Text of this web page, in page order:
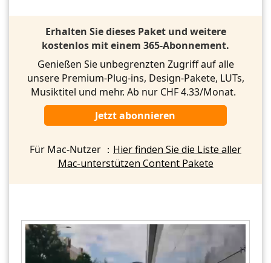
Erhalten Sie dieses Paket und weitere
kostenlos mit einem 365-Abonnement.
Genießen Sie unbegrenzten Zugriff auf alle
unsere Premium-Plug-ins, Design-Pakete, LUTs,
Musiktitel und mehr. Ab nur CHF 4.33/Monat.
Jetzt abonnieren
Für Mac-Nutzer ： Hier finden Sie die Liste aller
Mac-unterstützen Content Pakete